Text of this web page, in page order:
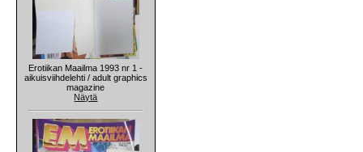
Erotiikan Maailma 1993 nr 1 -
aikuisviihdelehti / adult graphics
magazine
Näytä